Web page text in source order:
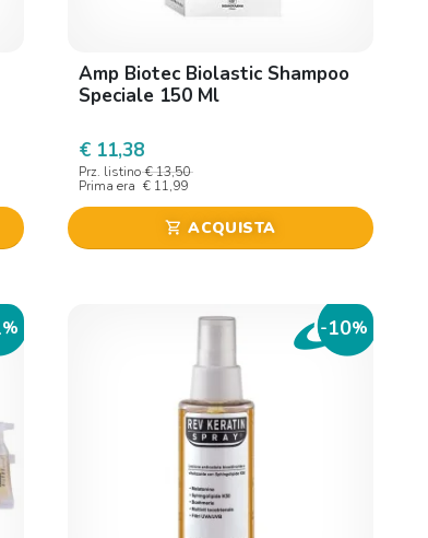
Amp Biotec Biolastic Shampoo
Speciale 150 Ml
€ 11,38
Prz. listino € 13,50
Prima era € 11,99
shopping_cart ACQUISTA
% -10%